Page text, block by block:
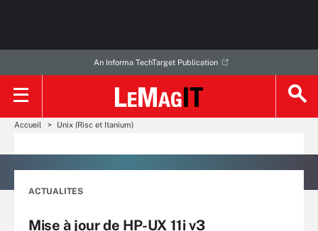
An Informa TechTarget Publication
Accueil Unix (Risc et Itanium)
ACTUALITES
Mise à jour de HP-UX 11i v3